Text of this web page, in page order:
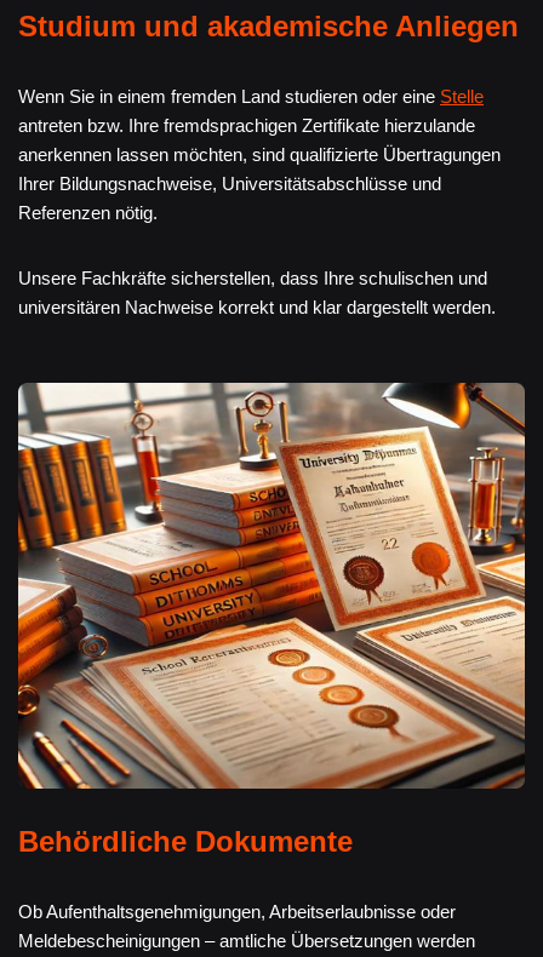
Studium und akademische Anliegen
Wenn Sie in einem fremden Land studieren oder eine Stelle
antreten bzw. Ihre fremdsprachigen Zertifikate hierzulande
anerkennen lassen möchten, sind qualifizierte Übertragungen
Ihrer Bildungsnachweise, Universitätsabschlüsse und
Referenzen nötig.
Unsere Fachkräfte sicherstellen, dass Ihre schulischen und
universitären Nachweise korrekt und klar dargestellt werden.
Behördliche Dokumente
Ob Aufenthaltsgenehmigungen, Arbeitserlaubnisse oder
Meldebescheinigungen – amtliche Übersetzungen werden